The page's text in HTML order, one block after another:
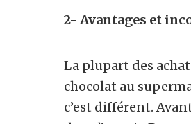
2- Avantages et
La plupart des
chocolat au
c’est différent.